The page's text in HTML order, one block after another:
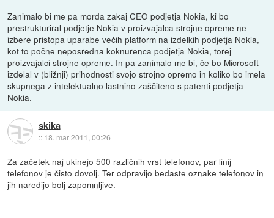
Zanimalo bi me pa morda zakaj CEO podjetja Nokia, ki bo
prestrukturiral podjetje Nokia v proizvajalca strojne opreme ne
izbere pristopa uparabe večih platform na izdelkih podjetja Nokia,
kot to počne neposredna koknurenca podjetja Nokia, torej
proizvajalci strojne opreme. In pa zanimalo me bi, če bo Microsoft
izdelal v (bližnji) prihodnosti svojo strojno opremo in koliko bo imela
skupnega z intelektualno lastnino zaščiteno s patenti podjetja
Nokia.
skika
:: 18. mar 2011, 00:26
Za začetek naj ukinejo 500 različnih vrst telefonov, par linij
telefonov je čisto dovolj. Ter odpravijo bedaste oznake telefonov in
jih naredijo bolj zapomnljive.